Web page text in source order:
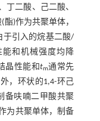
丁二酸、己二酸、
)作为共聚单体，
于引入的烷基二酸/
能和机械强度均降
晶性能和tm通常先
，环状的1,4-环己
备呋喃二甲酸共聚
作为共聚单体，制备